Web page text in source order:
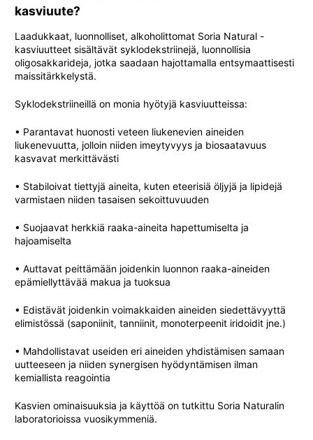
kasviuute?
Laadukkaat, luonnolliset, alkoholittomat Soria Natural -
kasviuutteet sisältävät syklodekstriinejä, luonnollisia
oligosakkarideja, jotka saadaan hajottamalla entsymaattisesti
maissitärkkelystä.
Syklodekstriineillä on monia hyötyjä kasviuutteissa:
• Parantavat huonosti veteen liukenevien aineiden
liukenevuutta, jolloin niiden imeytyvyys ja biosaatavuus
kasvavat merkittävästi
• Stabiloivat tiettyjä aineita, kuten eteerisiä öljyjä ja lipidejä
varmistaen niiden tasaisen sekoittuvuuden
• Suojaavat herkkiä raaka-aineita hapettumiselta ja
hajoamiselta
• Auttavat peittämään joidenkin luonnon raaka-aineiden
epämiellyttävää makua ja tuoksua
• Edistävät joidenkin voimakkaiden aineiden siedettävyyttä
elimistössä (saponiinit, tanniinit, monoterpeenit iridoidit jne.)
• Mahdollistavat useiden eri aineiden yhdistämisen samaan
uutteeseen ja niiden synergisen hyödyntämisen ilman
kemiallista reagointia
Kasvien ominaisuuksia ja käyttöä on tutkittu Soria Naturalin
laboratorioissa vuosikymmeniä.